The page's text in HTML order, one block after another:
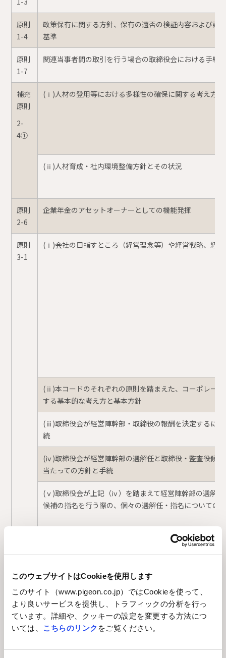
このウェブサイトはCookieを使用します
このサイト（www.pigeon.co.jp）ではCookieを使って、
より良いサービスを提供し、トラフィックの分析を行っ
ています。詳細や、クッキーの設定を変更する方法につ
いては、 こちらのリンク をご覧ください。
原則
1-4
政策保有に関する方針、保有の適否の検証内容および議
基準
原則
1-7
関連当事者間の取引を行う場合の取締役会における手続
補充
原則
2-
4①
(ⅰ)人材の登用等における多様性の確保に関する考え方
(ⅱ)人材育成・社内環境整備方針とその状況
原則
2-6
企業年金のアセットオーナーとしての機能発揮
原則
3-1
(ⅰ)会社の目指すところ（経営理念等）や経営戦略、経
(ⅱ)本コードのそれぞれの原則を踏まえた、コーポレー
する基本的な考え方と基本方針
(ⅲ)取締役会が経営陣幹部・取締役の報酬を決定するに
続
(ⅳ)取締役会が経営陣幹部の選解任と取締役・監査役候
当たっての方針と手続
(ⅴ)取締役会が上記（ⅳ）を踏まえて経営陣幹部の選解任
候補の指名を行う際の、個々の選解任・指名についての
補充
3-
1③
(ⅰ)サステナビリティに関する取組みの情報開示